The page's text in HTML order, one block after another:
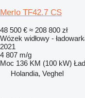
Merlo TF42.7 CS
48 500 € ≈ 208 800 zł
Wózek widłowy -
2021
4 807 m/g
Moc 136 KM (100 kW)
Holandia, Veghel